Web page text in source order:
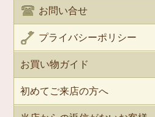
お問い合せ
プライバシーポリシー
お買い物ガイド
初めてご来店の方へ